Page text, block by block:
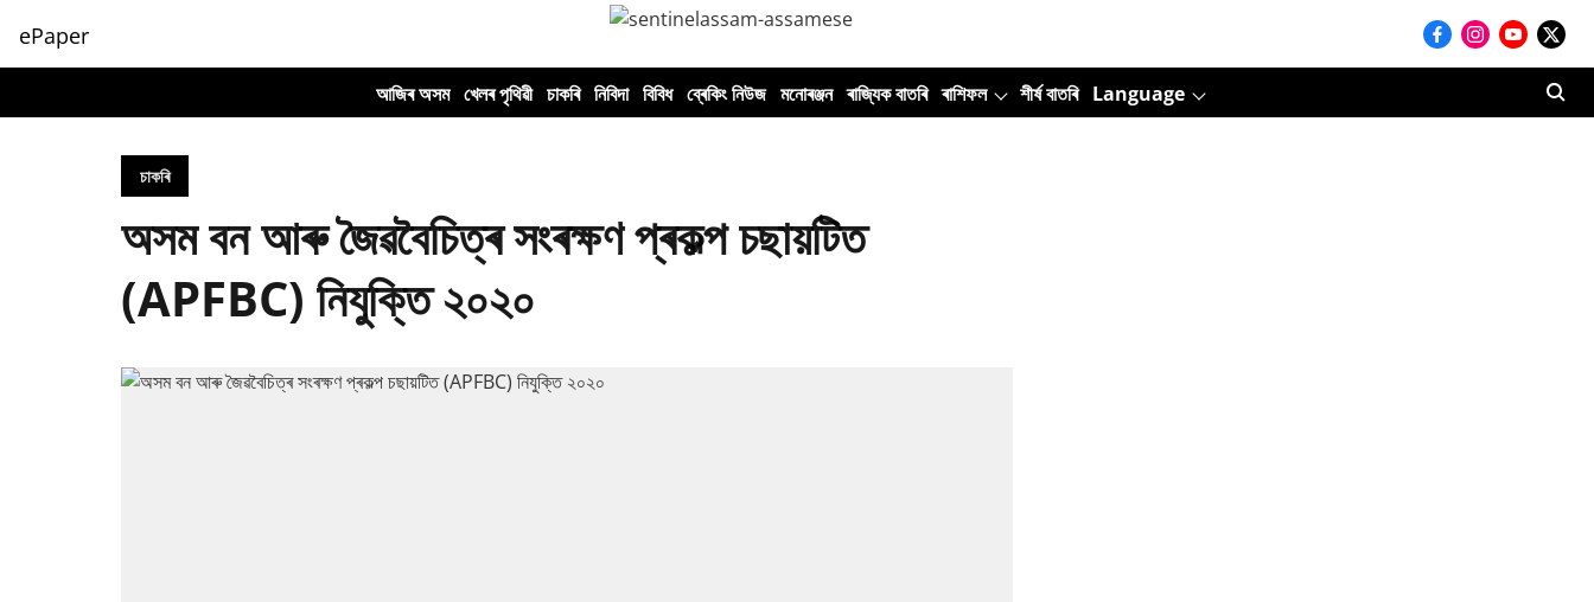
ePaper
আজিৰ অসম খেলৰ পৃথিৱী চাকৰি নিবিদা বিবিধ ব্ৰেকিং নিউজ মনোৰঞ্জন ৰাজ্যিক বাতৰি ৰাশিফল শীৰ্ষ বাতৰি Language
চাকৰি
অসম বন আৰু জৈৱবৈচিত্ৰ সংৰক্ষণ প্ৰকল্প চছায়টিত
(APFBC) নিযুক্তি ২০২০